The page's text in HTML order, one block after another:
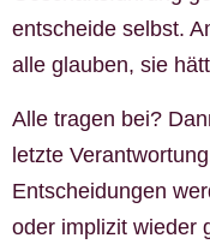
entscheide selbst.
alle glauben, sie
Alle tragen bei?
letzte
Entscheidungen
oder implizit wieder